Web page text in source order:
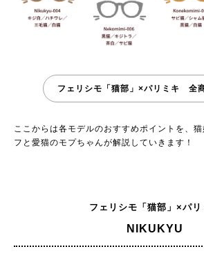
フェリシモ「猫部」×パリミキ 全
ここからは各モデルのおすすめポイントを、
フと愛猫のモプちゃんが解説していきます！
フェリシモ「猫部」×パリ
NIKUKYU